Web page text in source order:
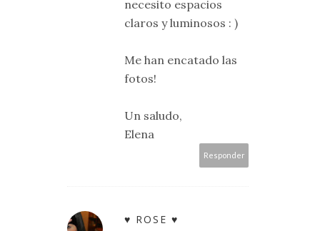
necesito espacios
claros y luminosos : )
Me han encatado las
fotos!
Un saludo,
Elena
Responder
♥ ROSE ♥